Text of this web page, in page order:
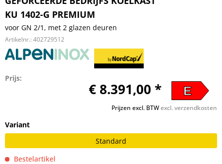
KU 1402-G PREMIUM
voor GN 2/1, met 2 glazen deuren
Artikelnr.: 402729512
Prijs:
€ 8.391,00 * E
Prijzen excl. BTWexcl. verzendkosten
Variant
Standard
Bestelartikel